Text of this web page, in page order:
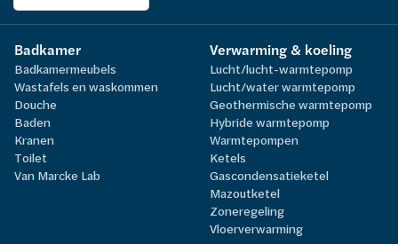
Badkamer
Badkamermeubels
Wastafels en waskommen
Douche
Baden
Kranen
Toilet
Van Marcke Lab
Verwarming & koeling
Lucht/lucht-warmtepomp
Lucht/water warmtepomp
Geothermische warmtepomp
Hybride warmtepomp
Warmtepompen
Ketels
Gascondensatieketel
Mazoutketel
Zoneregeling
Vloerverwarming